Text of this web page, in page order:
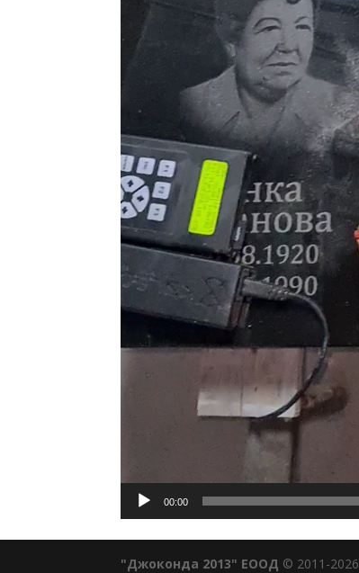
00:00
"Джоконда 2013" ЕООД © 2011-2026